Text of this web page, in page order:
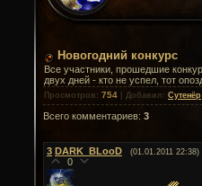
Новогодний конкурс
Все участники, прошедшие
двух дней - кто не успел, тот
Просмотров : 754 Добавил : Сутенёр
Всего комментариев: 3
3 DARK_BLooD (01.01.2011 22:38)
0